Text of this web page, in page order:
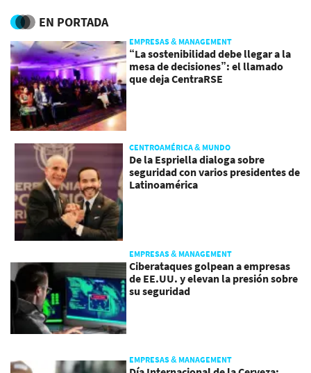
EN PORTADA
EMPRESAS & MANAGEMENT
“La sostenibilidad debe llegar a la
mesa de decisiones”: el llamado
que deja CentraRSE
CENTROAMÉRICA & MUNDO
De la Espriella dialoga sobre
seguridad con varios presidentes de
Latinoamérica
EMPRESAS & MANAGEMENT
Ciberataques golpean a empresas
de EE.UU. y elevan la presión sobre
su seguridad
EMPRESAS & MANAGEMENT